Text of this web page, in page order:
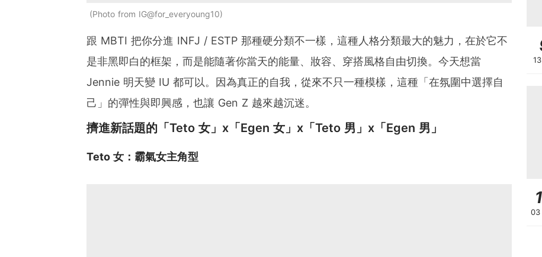
Photo from IG@for_everyoung10
跟 MBTI 把你分進 INFJ / ESTP 那種硬分類不一樣，這種人格分類最大的魅力，在於它不
是非黑即白的框架，而是能隨著你當天的能量、妝容、穿搭風格自由切換。今天想當
Jennie 明天變 IU 都可以。因為真正的自我，從來不只一種模樣，這種「在氛圍中選擇自
己」的彈性與即興感，也讓 Gen Z 越來越沉迷。
擠進新話題的「Teto 女」x「Egen 女」x「Teto 男」x「Egen 男」
Teto 女：霸氣女主角型
03